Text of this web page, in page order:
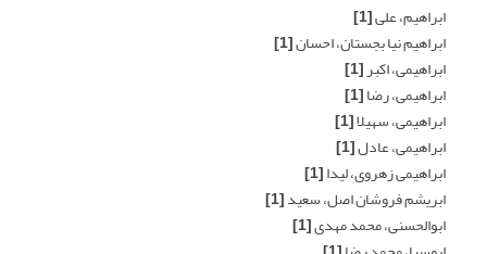
ابراهیم، علی[1]
ابراهیم نیا بجستان، احسان[1]
ابراهیمی، اکبر[1]
ابراهیمی، رضا[1]
ابراهیمی، سهیلا[1]
ابراهیمی، عادل[1]
ابراهیمی زهروی، لیدا[1]
ابریشم فروشان اصل، سعید[1]
ابوالحسنی، محمد مهدی[1]